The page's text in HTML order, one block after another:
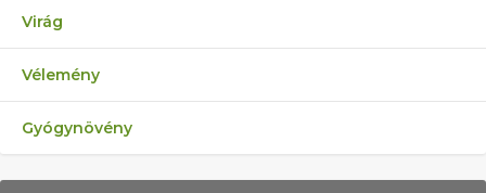
Virág
Vélemény
Gyógynövény